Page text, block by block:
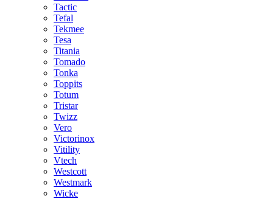
Tactic
Tefal
Tekmee
Tesa
Titania
Tomado
Tonka
Toppits
Totum
Tristar
Twizz
Vero
Victorinox
Vitility
Vtech
Westcott
Westmark
Wicke